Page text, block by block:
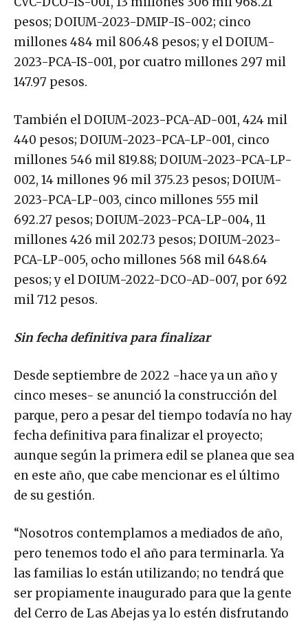
pesos; DOIUM-2023-DMIP-IS-002; cinco
millones 484 mil 806.48 pesos; y el DOIUM-
2023-PCA-IS-001, por cuatro millones 297 mil
147.97 pesos.
También el DOIUM-2023-PCA-AD-001, 424 mil
440 pesos; DOIUM-2023-PCA-LP-001, cinco
millones 546 mil 819.88; DOIUM-2023-PCA-LP-
002, 14 millones 96 mil 375.23 pesos; DOIUM-
2023-PCA-LP-003, cinco millones 555 mil
692.27 pesos; DOIUM-2023-PCA-LP-004, 11
millones 426 mil 202.73 pesos; DOIUM-2023-
PCA-LP-005, ocho millones 568 mil 648.64
pesos; y el DOIUM-2022-DCO-AD-007, por 692
mil 712 pesos.
Sin fecha definitiva para finalizar
Desde septiembre de 2022 -hace ya un año y
cinco meses- se anunció la construcción del
parque, pero a pesar del tiempo todavía no hay
fecha definitiva para finalizar el proyecto;
aunque según la primera edil se planea que sea
en este año, que cabe mencionar es el último
de su gestión.
“Nosotros contemplamos a mediados de año,
pero tenemos todo el año para terminarla. Ya
las familias lo están utilizando; no tendrá que
ser propiamente inaugurado para que la gente
del Cerro de Las Abejas ya lo estén disfrutando